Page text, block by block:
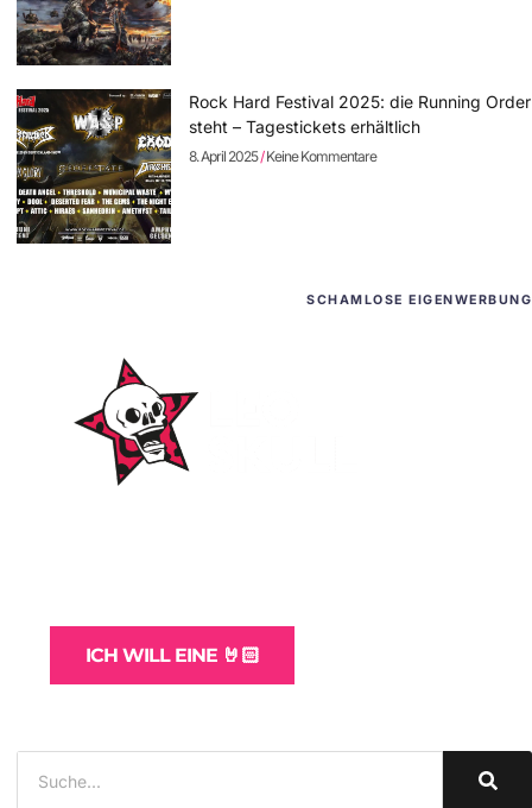
Rock Hard Festival 2025: die Running Order
steht – Tagestickets erhältlich
8. April 2025 Keine Kommentare
SCHAMLOSE EIGENWERBUNG
ICH WILL EINE 🤘🏻